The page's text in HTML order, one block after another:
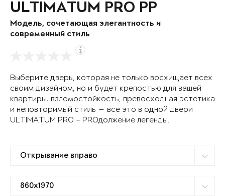
ULTIMATUM PRO PP
Модель, сочетающая элегантность и
современный стиль
Выберите дверь, которая не только восхищает всех
своим дизайном, но и будет крепостью для вашей
квартиры: взломостойкость, превосходная эстетика
и неповторимый стиль — все это в одной двери
ULTIMATUM PRO – PROдолжение легенды.